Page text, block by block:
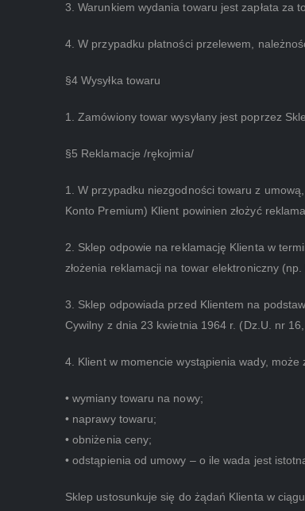
3. Warunkiem wydania towaru jest zapłata za
4. W przypadku płatności przelewem,
§4 Wysyłka towaru
1. Zamówiony towar wysyłany jest poprzez
§5 Reklamacje /rękojmia/
1. W przypadku niezgodności towaru z
Konto Premium) Klient powinien złożyć
2. Sklep odpowie na reklamację Klienta w
złożenia reklamacji na towar elektroniczny
3. Sklep odpowiada przed Klientem na
Cywilny z dnia 23 kwietnia 1964 r. (Dz.U. nr
4. Klient w momencie wystąpienia wady,
• wymiany towaru na nowy;
• naprawy towaru;
• obniżenia ceny;
• odstąpienia od umowy – o ile wada jest
Sklep ustosunkuje się do żądań Klienta w